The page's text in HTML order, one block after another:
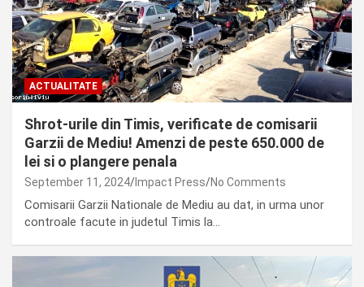
ACTUALITATE
Shrot-urile din Timis, verificate de comisarii
Garzii de Mediu! Amenzi de peste 650.000 de
lei si o plangere penala
September 11, 2024 Impact Press No Comments
Comisarii Garzii Nationale de Mediu au dat, in urma unor
controale facute in judetul Timis la…